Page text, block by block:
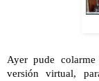
Ayer pude
versión virtual,